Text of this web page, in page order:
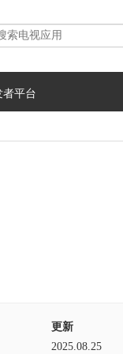
者平台
更新
2025.08.25